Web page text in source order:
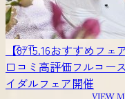
フェア
【料理重視必見】フル
試食付きブライダルフ
VIEW